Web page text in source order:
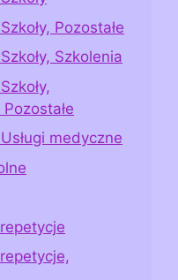
Pozostałe
Szkolenia
medyczne